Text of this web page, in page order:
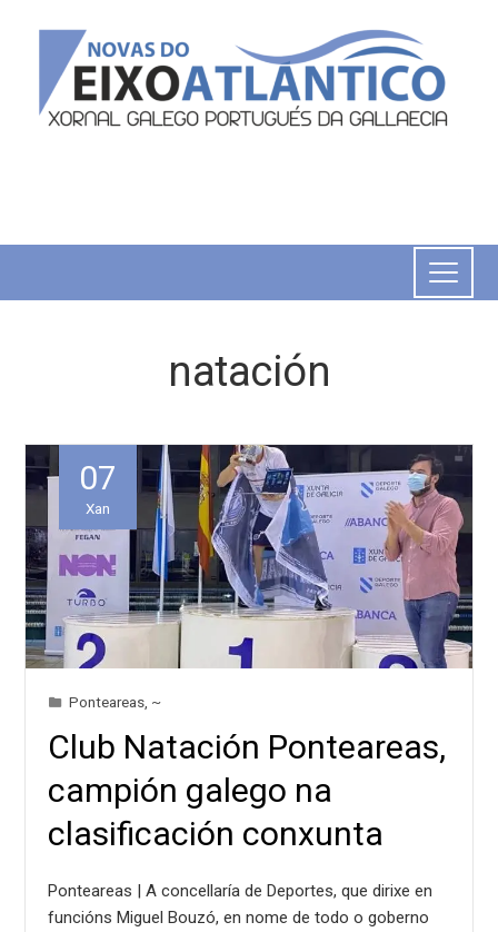
natación
07
Xan
Ponteareas ~
Club Natación Ponteareas,
campión galego na
clasificación conxunta
Ponteareas | A concellaría de Deportes, que dirixe en
funcións Miguel Bouzó, en nome de todo o goberno